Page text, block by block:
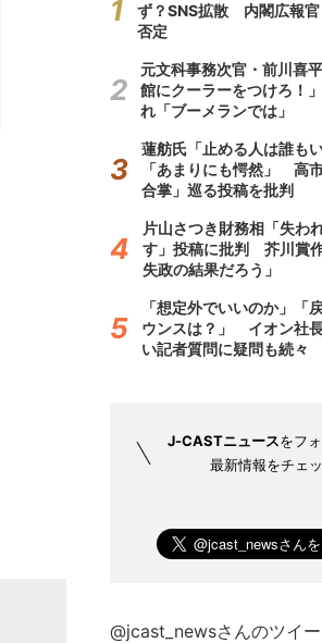
ず？SNS拡散 内閣広報官
否定
元文科事務次官・前川喜
館にクーラーをつけろ！
れ「ブーメランでは」
蓮舫氏「止める人は誰も
「あまりにも愕然」 高
合掌」巡る投稿を批判
片山さつき財務相「失わ
す」投稿に批判 芥川賞
失政の結果だろう」
「想定外でいいのか」「
ウンスは？」 イオン社
い記者質問に疑問も続々
J-CASTニュースをフ
最新情報をチェ
@jcast_newsさんのツイー